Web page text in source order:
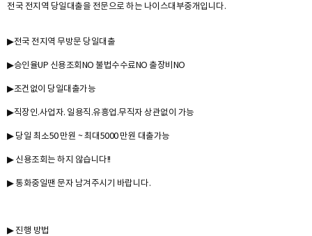
전국 전지역 당일대출을 전문으로 하는 나이스대부중개입니다.
▶전국 전지역 무방문 당일대출
▶승인율UP 신용조회NO 불법수수료NO 출장비NO
▶조건없이 당일대출가능
▶직장인.사업자. 일용직.유흥업.무직자 상관없이 가능
▶ 당일 최소50 만원 ~ 최대5000 만원 대출가능
▶ 신용조회는 하지 않습니다!!
▶ 통화중일땐 문자 남겨주시기 바랍니다.
▶ 진행 방법